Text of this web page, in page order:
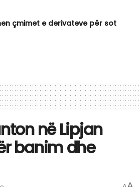
çmimet e derivateve për sot
në Lipjan
banim dhe